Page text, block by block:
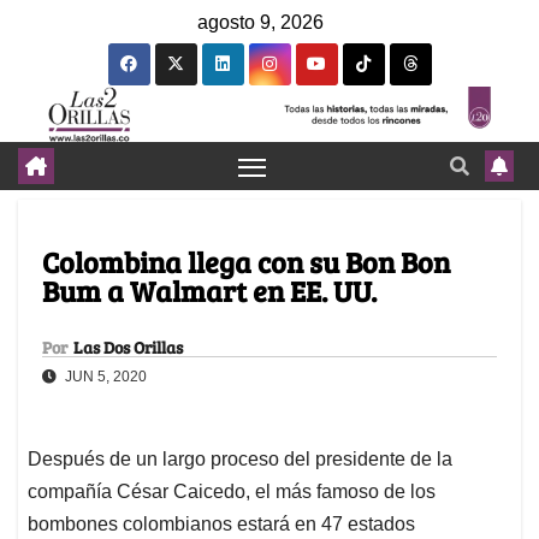
agosto 9, 2026
Colombina llega con su Bon Bon
Bum a Walmart en EE. UU.
Por Las Dos Orillas
JUN 5, 2020
Después de un largo proceso del presidente de la
compañía César Caicedo, el más famoso de los
bombones colombianos estará en 47 estados